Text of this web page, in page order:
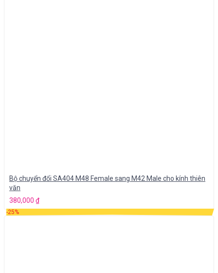
Bộ chuyển đổi SA404 M48 Female sang M42 Male cho kính thiên
văn
380,000 ₫
-25%